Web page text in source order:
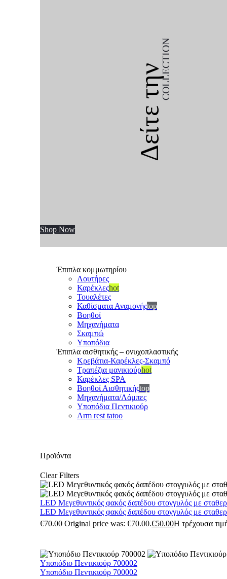
Δείτε τηνCOLLECTION
Shop Now
Έπιπλα κομμωτηρίου
Λουτήρες
Καρέκλεςhot
Τουαλέτες
Καθίσματα Αναμονήςtop
Βοηθοί
Μηχανήματα
Σκαμπώ
Υποπόδια
Έπιπλα αισθητικής – ονυχοπλαστικής
Κρεβάτια-Καρέκλες-Σκαμπό
Τραπέζια μανικιούρhot
Καρέκλες SPA
Βοηθοί Αισθητικήςtop
Μηχανήματα/Λάμπες
Υποπόδια Πεντικιούρ
Arm rest tatoo
Προϊόντα
Clear Filters
LED Μεγεθυντικός φακός δαπέδου στογγυλός με
LED Μεγεθυντικός φακός δαπέδου στογγυλός με
€70.00 Original price was: €70.00.€50.00Η τρέχουσα
Υποπόδιο Πεντικιούρ 700002
Υποπόδιο Πεντικιούρ 700002